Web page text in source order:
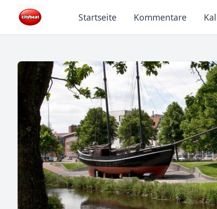
Startseite Kommentare